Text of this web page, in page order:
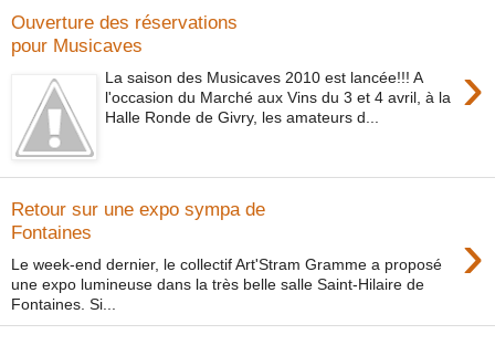
Ouverture des réservations
pour Musicaves
›
La saison des Musicaves 2010 est lancée!!! A
l'occasion du Marché aux Vins du 3 et 4 avril, à la
Halle Ronde de Givry, les amateurs d...
Retour sur une expo sympa de
Fontaines
›
Le week-end dernier, le collectif Art'Stram Gramme a proposé
une expo lumineuse dans la très belle salle Saint-Hilaire de
Fontaines. Si...